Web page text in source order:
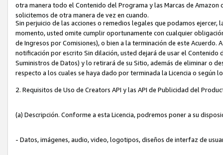
otra manera todo el Contenido del Programa y las Marcas de
solicitemos de otra manera de vez en cuando.
Sin perjuicio de las acciones o remedios legales que podamos
momento, usted omite cumplir oportunamente con cualquier
de Ingresos por Comisiones), o bien a la terminación de este
notificación por escrito Sin dilación, usted dejará de usar el
Suministros de Datos) y lo retirará de su Sitio, además de eliminar o
respecto a los cuales se haya dado por terminada la Licencia o según
2. Requisitos de Uso de Creators API y las API de Publicidad del
(a) Descripción. Conforme a esta Licencia, podremos poner a su
- Datos, imágenes, audio, video, logotipos, diseños de interfaz de